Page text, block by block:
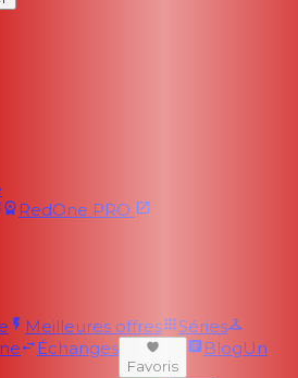
RedOne PRO
Meilleures offres
Séries
Échanges
Favoris
BlogUn